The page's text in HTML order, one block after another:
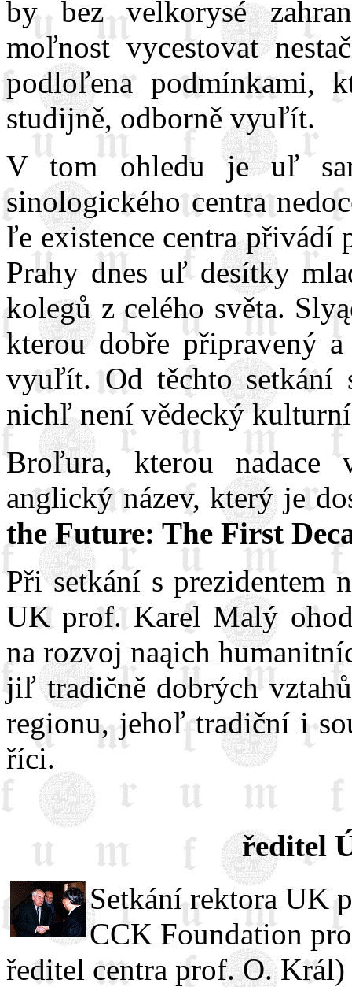
by bez velkorysé
moľnost vycestovat
podloľena podmínkami,
studijně, odborně vyuľít.
V tom ohledu je uľ
sinologického centra
ľe existence centra
Prahy dnes uľ desítky
kolegů z celého světa.
kterou dobře připravený
vyuľít. Od těchto setkání
nichľ není vědecký
Broľura, kterou nadace
anglický název, který je
the Future: The First
Při setkání s prezidentem
UK prof. Karel Malý
na rozvoj naąich
jiľ tradičně dobrých
regionu, jehoľ tradiční i
říci.
ředitel
Setkání rektora UK
CCK Foundation
ředitel centra prof. O. Král)